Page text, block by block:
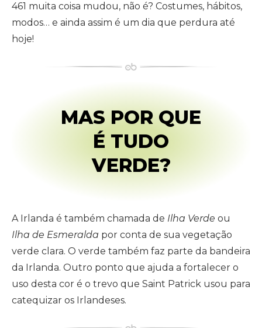
461 muita coisa mudou, não é? Costumes, hábitos,
modos… e ainda assim é um dia que perdura até
hoje!
MAS POR QUE
É TUDO
VERDE?
A Irlanda é também chamada de Ilha Verde ou
Ilha de Esmeralda por conta de sua vegetação
verde clara. O verde também faz parte da bandeira
da Irlanda. Outro ponto que ajuda a fortalecer o
uso desta cor é o trevo que Saint Patrick usou para
catequizar os Irlandeses.